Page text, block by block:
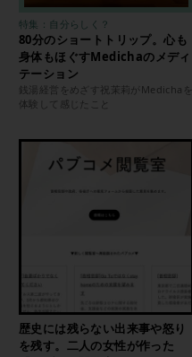
特集：自分らしく？
80分のショートトリップ。心も
身体もほぐすMedichaのメディ
テーション
銭湯経営をめざす祝茉莉がMedichaを
体験して感じたこと
歴史には残らない出来事や怒り
を残す。二人の女性が作った